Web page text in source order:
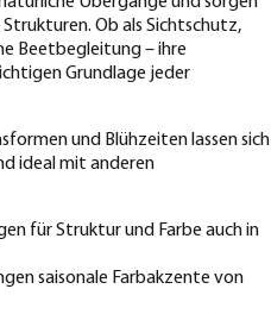
Ob als Sichtschutz,
Beetbegleitung – ihre
Grundlage jeder
und Blühzeiten lassen sich
ideal mit anderen
für Struktur und Farbe auch in
saisonale Farbakzente von